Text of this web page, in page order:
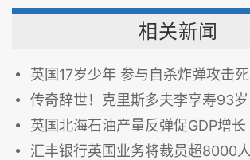
相关新闻
英国17岁少年 参与自杀炸弹攻击死
传奇辞世！克里斯多夫李享寿93岁
英国北海石油产量反弹促GDP增长
汇丰银行英国业务将裁员超8000人